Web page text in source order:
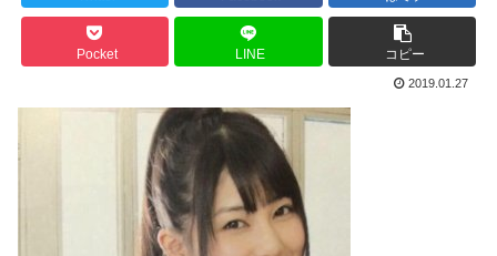
Pocket LINE コピー
2019.01.27